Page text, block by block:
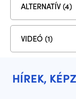
ALTERNATÍV (4)
VIDEÓ (1)
HÍREK,